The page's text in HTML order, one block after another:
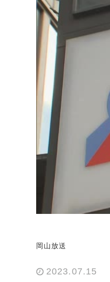
岡山放送
2023.07.15